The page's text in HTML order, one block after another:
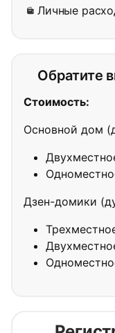
Личные
Обратите
Стоимость:
Основной дом
Дзен-домики